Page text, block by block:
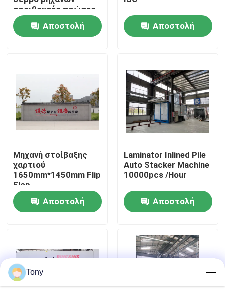
Σπίτι
Προϊόντα
περιοδεία στο εργοστάσιο
Έλεγχος ποιότητας
Επικοινωνήστε μαζί μας
Ειδήσεις
Ζητήστε μια προσφορά
Laminator φλαούτων μηχανή
στοιβαχτής πτώσης
κτυπήματος μηχανών
Αποστολή Αποστολή
Μηχανή στοίβαξης
χαρτιού
1650mm*1450mm Flip
Flop
Αποστολή
Laminator Inlined Pile
Auto Stacker Machine
10000pcs /Hour
Αποστολή
Tony